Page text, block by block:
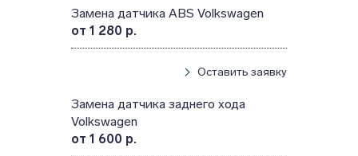
Замена датчика ABS Volkswagen
от 1 280 р.
Оставить заявку
Замена датчика заднего хода
Volkswagen
от 1 600 р.